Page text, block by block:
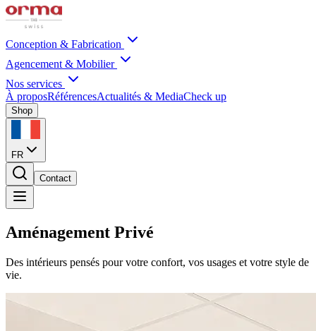
Conception & Fabrication
Agencement & Mobilier
Nos services
À proposRéférencesActualités & MediaCheck up
Shop
FR
Contact
Aménagement Privé
Des intérieurs pensés pour votre confort, vos usages et votre style de
vie.